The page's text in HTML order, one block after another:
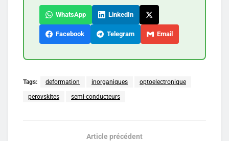
WhatsApp LinkedIn
Facebook Telegram Email
Tags: deformation inorganiques optoelectronique
perovskites semi-conducteurs
Article précédent